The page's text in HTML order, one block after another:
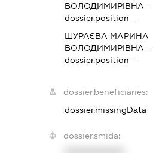
ВОЛОДИМИРІВНА -
dossier.position -
ШУРАЄВА МАРИНА
ВОЛОДИМИРІВНА -
dossier.position -
dossier.beneficiaries:
dossier.missingData
dossier.smida: